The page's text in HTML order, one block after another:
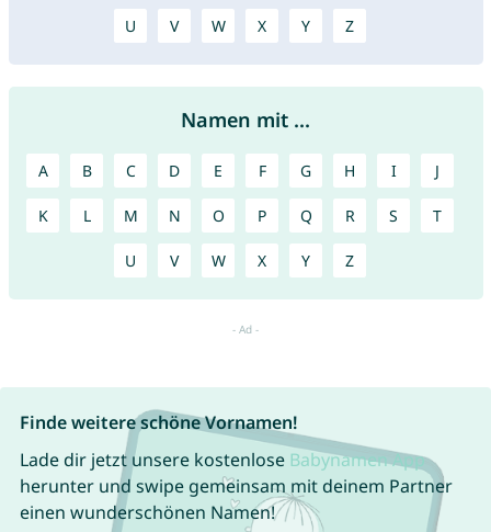
U V W X Y Z
Namen mit ...
A B C D E F G H I J
K L M N O P Q R S T
U V W X Y Z
Finde weitere schöne Vornamen!
Lade dir jetzt unsere kostenlose Babynamen App
herunter und swipe gemeinsam mit deinem Partner
einen wunderschönen Namen!